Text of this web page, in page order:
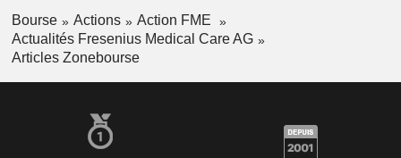
Bourse Actions
Action FME
Actualités Fresenius Medical Care AG
Articles Zonebourse